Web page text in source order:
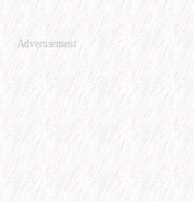
Advertisement